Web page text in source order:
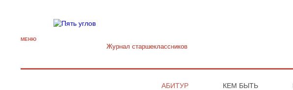
МЕНЮ
Журнал старшекласcников
АБИТУР КЕМ БЫТЬ